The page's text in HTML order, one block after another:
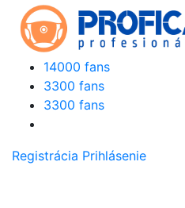
14000 fans
3300 fans
3300 fans
Registrácia Prihlásenie